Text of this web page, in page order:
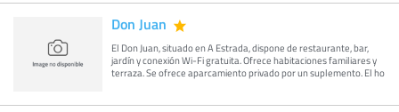
Don Juan
El Don Juan, situado en A Estrada, dispone de restaurante, bar,
jardín y conexión Wi-Fi gratuita. Ofrece habitaciones familiares y
terraza. Se ofrece aparcamiento privado por un suplemento. El ho